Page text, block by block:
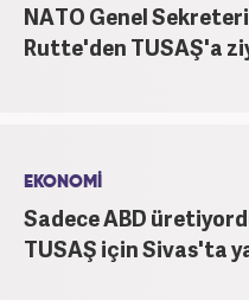
NATO Genel
Rutte'den TUSAŞ'a
EKONOMİ
Sadece ABD
TUSAŞ için Sivas'ta